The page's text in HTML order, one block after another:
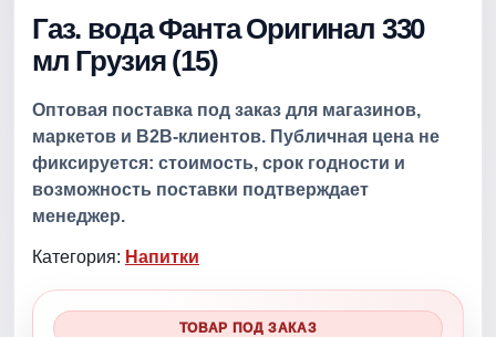
Газ. вода Фанта Оригинал 330
мл Грузия (15)
Оптовая поставка под заказ для магазинов,
маркетов и B2B-клиентов. Публичная цена не
фиксируется: стоимость, срок годности и
возможность поставки подтверждает
менеджер.
Категория: Напитки
ТОВАР ПОД ЗАКАЗ